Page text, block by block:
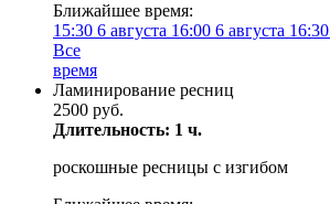
Ближайшее время:
15:30 6 августа 16:00 6 августа 16:30
Все
время
Ламинирование ресниц
2500 руб.
Длительность: 1 ч.
роскошные ресницы с изгибом